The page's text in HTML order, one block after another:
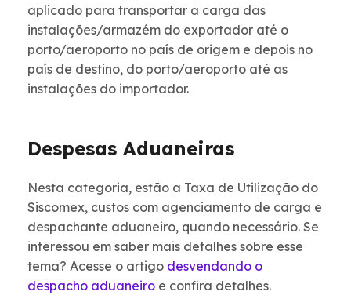
aplicado para transportar a carga das
instalações/armazém do exportador até o
porto/aeroporto no país de origem e depois no
país de destino, do porto/aeroporto até as
instalações do importador.
Despesas Aduaneiras
Nesta categoria, estão a Taxa de Utilização do
Siscomex, custos com agenciamento de carga e
despachante aduaneiro, quando necessário. Se
interessou em saber mais detalhes sobre esse
tema? Acesse o artigo desvendando o
despacho aduaneiro e confira detalhes.